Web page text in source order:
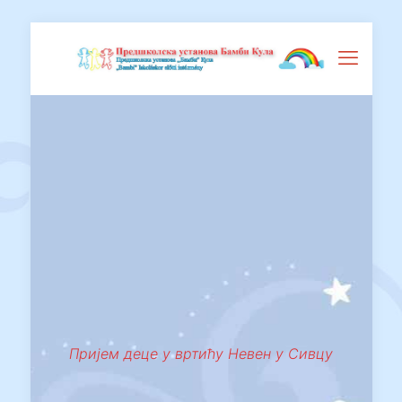
Пријем деце у вртићу Невен у Сивцу